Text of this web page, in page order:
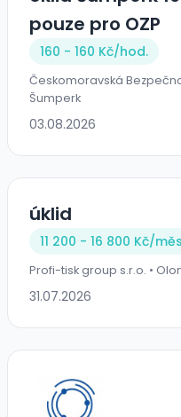
pouze pro OZP
160 - 160 Kč/hod.
Českomoravská
Šumperk
03.08.2026
úklid
11 200 - 16 800 Kč/
Profi-tisk group s.r.o. •
31.07.2026